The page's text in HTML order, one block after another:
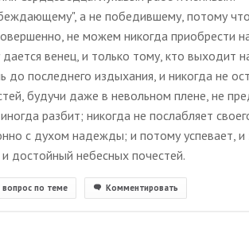
а не победившему, потому
не можем никогда приобрести
венец, и только тому, кто выходит
до последнего издыхания, и никогда не
будучи даже в невольном плене, не
разбит; никогда не послабляет
с духом надежды; и потому успевает,
достойный небесных почестей.
вопрос по теме Комментировать